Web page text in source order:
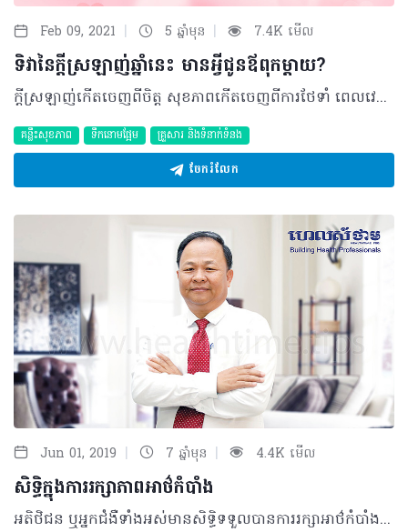
Feb 09, 2021 | 5 ឆ្នាំមុន | 7.4K មើល
ទិវានៃក្តីស្រឡាញ់ឆ្នាំនេះ មានអ្វីជូនឪពុកម្តាយ?
ក្តីស្រឡាញ់កើតចេញពីចិត្ត សុខភាពកើតចេញពីការថែទាំ ពេលវេលានៅក្បែរគ្នាបានយូរប៉ុណ្ណាអាស្រ័យទៅលើការឲ្យតម្លៃលើក្តីស្រឡាញ់ពិតប្រាកដគឺ ការផ្តល់ពេលវេលា ការយកចិត្តទុកដាក់ជាប្រចាំ និងការថែទាំសុខភាព។ ទទួលបានក្តីស្រឡាញ់បែបនេះ តើមនុស្សជាទីស្រលាញ់របស់អ្នករំភើបយ៉ាងណាទៅណ៎? តែ... ត្រូវធ្វើបែបណាទៅ? វិធីសាស្ត្រងាយៗក្នុងឱកាស Pink Day ខាងមុខនេះ អ្នកអាចជូនកាដូពិសេសមួយដល់មនុស្សជាទីស្រឡាញ់របស់អ្នក ដើម្បីបញ្ជាក់ប្រាប់ថា អ្នកពិតជាស្រឡាញ់ពួកគាត់ពិតប្រាកដ ហើយកាដូនេះនឹងជាអ្នករំលឹកអ្នក ឲ្យអ្នក បង្ហាញក្តីស្រឡាញ់ទៅពួកគាត់ជាប្រចាំ។ កាដូពិសេសនោះ អាចជាអ្វី? យើងខ្ញុំសូមណែនាំ នូវម៉ាស៊ីនវាស់ជាតិស្ករឃែរសេន (Caresens) ដែលអាចឲ្យលោកអ្នកវាស់ជាតិស្ករដោយខ្លួនឯងបាន។ ឧបករណ៍នេះ មិនមែនប្រើបានតែអ្នកដែលមានជំងឺទឹកនោមផ្អែមប៉ុណ្ណោះទេ តាយាយ ប៉ាម៉ាក់ចាស់ៗ ក៏គួរតែមានម៉ាស៊ីនប្រភេទនេះផងដែរ ដើម្បីធ្វើការតាមដានជាតិស្ករក្នុងឈាមរបស់ពួកគាត់ ហើយអាចការពារពីជំងឺទឹកនោមផ្អែមថែមទៀត។ ពេលដែលកាដូនេះទៅដល់ដៃពួកគាត់ អ្នកត្រូវឆ្លៀតពេលនៅក្បែរពួកគាត់ យកចិត្តទុកដាក់ពួកគាត់ និងថែទាំសុខភាពគាត់ជាប្រចាំ បើទោះបីជាពួកគាត់អាចប្រើម៉ាស៊ីននេះដោយខ្លួនឯងក៏ដោយ ព្រោះនេះទើបជាក្តីស្រឡាញ់ពិតប្រាកដ។ ក្រៅពីនេះ អ្នកតមអាហារដើម្បីសម្រកទម្ងន់ ក៏ត្រូវប្រុងប្រយ័ត្នលើកម្រិតជាតិស្ករក្នុងខ្លួនគាត់ដែរ ដើម្បីឲ្យការសម្រកទម្ងន់មានប្រសិទ្ធភាព និងសុវត្ថិភាព។ ក្នុងឱកាសថ្ងៃនៃក្តីស្រលាញ់នេះ ឧបករណ៍ម៉ាស៊ីនវាស់ជាតិស្ករម៉ាក CareSens ដែលជាម៉ាស៊ីនតេស្តជាតិស្ករលេខ១ មកពីប្រទេសកូរ៉េ បានរៀបចំនូវកម្មវិធីយកម៉ាស៊ីនចាស់ប្តូរម៉ាស៊ីនថ្មី ដោយលោកអ្នកគ្រាន់តែយកម៉ាស៊ីនវាស់ជាតិស្ករណាមួយក៏បាន មកប្តូរយកម៉ាស៊ីនវាស់ជាតិស្ករថ្មីម៉ាក CareSens មួយគ្រឿងដោយឥតគិតថ្លៃ។ កម្មវិធីប្តូរនេះ មាននៅតាមបណ្តាឱសថស្ថានដៃគូទូទាំងប្រទេសរបស់យើង ដូចជា៖ រាជធានីភ្នំពេញ មាននៅ ឱសថស្ថាន អរុណរស្មីថ្មី ឱសថស្ថាន សួនសុវណ្ណ ឱសថស្ថាន HELPY ឱសថស្ថាន វិសារ ឱសថស្ថាន NORM ឱសថស្ថាន ធីតាសុភ័ក្ត្រ ឱសថស្ថាន ដេវាល់ដា ឱសថស្ថាន ឌីនីកា ឱសថស្ថាន ពន្លឺបញ្ចពណ៌ ឱសថស្ថាន មេឌីធិច ឱសថស្ថាន សុភ័ក្ត្រមិត្តសែនសុខ ឱសថស្ថាន អង្គរឧត្តម ខេត្តកំពង់ចាម ឱសថស្ថាន នាគព័ន្ធ ឱសថស្ថាន អង្គរធំ ខេត្តសៀមរាប ឱសថស្ថាន ខ្មែរ អង្គរ ឱសថស្ថាន ព្រះវិហារ ឱសថស្ថាន ព្រះវិហារ ១ ឱសថស្ថាន ព្រះវិហារ ២ ខេត្តកំពត៖​ ឱសថស្ថាន រិទ្ធិយ៉ា កាន់តែអស្ចារ្យជាងនេះទៀត Caresens នឹងចាប់ឆ្នោតជូនរង្វាន់ចំនួន៥ ដែលមួយរង្វាន់ៗ គឺ ម៉ាស៊ីនតេស្តជាតិស្ករ Caresens មួយឈុត ដោយលោកអ្នកគ្រាន់តែ Like page Caresens Glucose Meter (https://www.facebook.com/caresensglucosemeter) Share Page Caresens Glucose Meter ហើយ Inbox លេខទូរស័ព្ទ និងទីតាំងរបស់លោកអ្នក នោះលោកអ្នកនឹងអាចមានឱកាសឈ្នះរង្វាន់ដោយការចាប់ឆ្នោត។ រង្វាន់នឹងប្រកាសនៅថ្ងៃទី២២ ខែកុម្ភៈ ឆ្នាំ២០២១ ក្នុង Page Caresens Glucose Meter។ ស្រឡាញ់សុខភាពអ្នក តេស្តឃែរសេន(Caresens) ជាប្រចាំ ------------------------------------------------------- ប្រសិនបើអ្នកមានទាន់ដឹងពីរបៀបប្រើប្រាស់ អាចសាកសួរតាមឱសថស្ថាន ដែលអ្នកជាវ ឬអានពីការប្រើប្រាស់នៅទីនេះ https://healthtime.tips/km/library/article/2167។ ហើយសម្រាប់ពត៌មានបន្ថែម សូមទំនាក់ទំនងមកកាន់ផេកហ្វេសប៊ុកផ្លូវការរបស់យើងខ្ញុំគឺ CareSens Glucose Meter ឬតាមតំណភ្ជាប់ https://www.facebook.com/caresensglucosemeter
គន្លឹះសុខភាព ទឹកនោមផ្អែម គ្រួសារ​ និងទំនាក់ទំនង
ចែករំលែក
Jun 01, 2019 | 7 ឆ្នាំមុន | 4.4K មើល
សិទិ្ធក្នុងការរក្សាភាពអាថ៌កំបាំង
អតិថិជន ឬអ្នកជំងឺទាំងអស់មានសិទ្ធិទទួលបានការរក្សាអាថ៌កំបាំងនូវរាល់ព័ត៌មានទាំងអស់ (ស្ថានភាព សុខភាព រោគវិនិច្ឆ័យ សភាពជំងឺ ការព្យាបាល និងព័ត៌មានផ្ទាល់ខ្លួនដទៃទៀត សូម្បីតែក្រោយពីគាត់ស្លាប់ក៏ដោយ។ ករណីសិក្សា៖ សុភា ជាគិលានុបដ្ឋាយិកានៅមណ្ឌលសុខភាព។ ថ្ងៃមួយមានអ្នកភូមិម្នាក់ឈ្មោះនារី បានមកមណ្ឌលសុខភាព ព្រោះនាងមានជំងឺទាក់ទងនឹងសុខភាពផ្លូវភេទ បន្ទាប់ពីបានពិនិត្យរួចរាល់ និងទទួលបានការណែនាំរួចមក នារីក៏បានជម្រាបលាអ្នកគ្រូពេទ្យសុភាទៅផ្ទះ ស្រាប់តែរំពេចនោះចិន្តាដែលជាអ្នកភូមិជាមួយនារីបានមកពិនិត្យសុខភាពនៅមណ្ឌលសុខភាពដែរ ហើយក៏បានលួចសួរអ្នកគ្រូពេទ្យសុភាអំពីអាការៈរោគរបស់នារី។ សុភា ដោយយល់ថា នារី និងចិន្តាជាអ្នកភូមិជាមួយគ្នា ក៏បានប្រាប់ពីអាការៈរោគរបស់នារី ទៅចិន្តា។ ការពិត នារីនិងចិន្តាបានឈ្លោះទាស់ទែងខ្វែងគំនិតគ្នាតាំងពីយូរមកហើយពួកគេរកឱកាសដើម្បីបង្ខូចកិត្តិយសគ្នាទៅវិញទៅមក។ បន្ទាប់ពីបានដឹងអំពីសភាពជំងឺរបស់នារី ចិន្តាបាននិយាយប្រាប់អ្នកភូមិពីម្នាក់ទៅម្នាក់ថានារី មានជំងឺស្វាយ ពីព្រោះនាងបានឆ្លងជំងឺនេះ និងជាមិនដាច់សោះដោយសារនាងធ្លាប់ធ្វើជានារីរកស៊ីផ្លូវភេទកាលពីនៅជាយុវតីដោយសារបញ្ហាគ្រួសាររបស់នាងក្រីក្រពេក។ សំណួរ៖ - តើនៅក្នុងរឿងនេះ នារីបានឆ្លើយតបវិញ (មានប្រតិកម្ម) យ៉ាងណាខ្លះ? តើនាងទទួលនូវការខូចចិត្តដែរឬទេ? - តើនារីមានអារម្មណ៍ចំពោះអ្នកគ្រូពេទ្យសុភាយ៉ាងណាដែរ? - បើអ្នកគ្រូសុភាបានដឹងរឿងរ៉ាវនេះកើតឡើង តើគាត់មានអារម្មណ៍យ៉ាងដូចម្តេច? - ក្នុងនាមជាគ្រូពេទ្យ តើយើងគួរធ្វើដូចជាអ្នកគ្រូពេទ្យសុភាដែរឬទេ? តើការអនុវត្តចំពោះសិទ្ធិក្នុងការរក្សាភាពអាថ៌កំបាំងមានអ្វីខ្លះ? • អ្នកគ្រប់គ្រងមូលដ្ឋានសុខាភិបាល និងអ្នកទទួលខុសត្រូវត្រូវធានាថារាល់ឯកសារ បញ្ជី និងទិន្នន័យរបស់អតិថិជនត្រូវរក្សាទុកឲ្យបានត្រឹមត្រូវ និងនៅកន្លែងមានសុវត្ថិភាព • មូលដ្ឋានសុខាភិបាលត្រូវមានទម្រង់បែបបទការងារច្បាស់លាស់សម្រាប់អនុញ្ញាតឲ្យបុគ្គលិកសុខាភិបាលក្នុងការចូលទៅប្រើប្រាស់នូវរាល់ឯកសារបញ្ជី និងទិន្នន័យរបស់អតិថិជន • រាល់ឯកសារ ឬបញ្ជីរបស់អតិថិជនអាចដកយកបានដោយបុគ្គលិកសុខាភិបាលដែលបានចាត់តាំងត្រឹមត្រូវ • អ្នកផ្តល់សេវាត្រូវប្រើប្រាស់បណ្តាញទំនាក់ទំនងដែលធានានូវការសម្ងាត់ និងដោយមានការយល់ព្រមពីអតិថិជន • អ្នកគ្រប់គ្រងសុខាភិបាល និងអ្នកទទួលខុសត្រូវត្រូវធានាថារាល់ព័ត៌មានសម្ងាត់ទាំងអស់អាចបង្ហាញឲ្យដឹង លុះត្រាតែអតិថិជនយល់ព្រម • ប្រសិនបើមានការស្នើសុំព័ត៌មាន សម្រាប់ការងារទាក់ទងនឹងច្បាប់ការស្នើសុំនោះត្រូវធ្វើតាមរយៈលិខិតផ្លូវការ • ព័ត៌មានសម្ងាត់ស្តីពីសុខភាពរបស់អតិថិជនអាចប្រើប្រាស់ ឬបង្ហាញឲ្យដឹង (ឈ្មោះ ទីកន្លែង) ដល់អង្គភាពរដ្ឋ ឬឯកជនដែលទទួលស្គាល់ដោយច្បាប់ ឬធម្មនុញ្ញ សម្រាប់តែវិធានការនានាក្នុងកិច្ចការទប់ស្កាត់ ភយន្តរាយ • អ្នកគ្រប់គ្រងសុខាភិបាល និងអ្នកទទួលខុសត្រូវ ត្រូវធានាថារាល់ទិន្នន័យសម្ងាត់ទាំងអស់របស់អតិថិជនត្រូវបានការពារ និងរក្សាទុកបានត្រឹមត្រូវ • សារធាតុរបស់មនុស្សដូចជា ឈាម ជាលិកា និងសរីរាង្គដទៃទៀតដែលជាប្រភពនៃព័ត៌មានរបស់អតិថិជន ត្រូវកម្ទេចចោលឲ្យបានត្រឹមត្រូវ ឬរក្សាទុកនៅកន្លែងដែលមានសុវត្ថិភាព • អ្នកផ្តល់សេវាត្រូវប្រាប់អតិថិជនឲ្យដឹងពីរបៀប និងពេលវេលាដែលអាចដកយករាល់ទិន្នន័យនៅពេលដែលត្រូវការ • អ្នកផ្តល់សេវាត្រូវដឹងពីគោលបំណងនៃការប្រើទិន្នន័យរបស់អតិថិជន។ តើការទទួលខុសត្រូវ ចំពោះសិទ្ធិក្នុងការរក្សាភាពអាថ៌កំបំាងមានអ្វីខ្លះ? • អតិថិជនទទួលខុសត្រូវក្នុងការរក្សាទុកព័ត៌មានសុខាភិបាលដែលបានប្រគល់។ បកស្រាយដោយ៖ វេជ្ជបណ្ឌិត ឡាក់ ឡេង ឯកទេសសុខភាពសាធារណៈអនុប្រធានមជ្ឈមណ្ឌលជាតិលើកកម្ពស់សុខភាព អត្ថបទ៖ ដកស្រង់ចេញពីទស្សនាវដ្ដី ហេលស៍ថាម ប្រូ លេខ ៧៩ ©2019 រក្សាសិទ្ធិគ្រប់យ៉ាង​ដោយ Healthtime Corporation ចំពោះគ្រប់អត្ថបទដោយគ្មានផ្នែកណាមួយត្រូវបោះពុម្ពផ្សាយចូល ប្រព័ន្ធអុីនធឺណែតឧបករណ៍អេឡិចត្រូនិកអាត់ជាសំឡេងឬថតចំលងគ្រប់រូបភាពដោយគ្មានការអនុញ្ញាតឡើយ